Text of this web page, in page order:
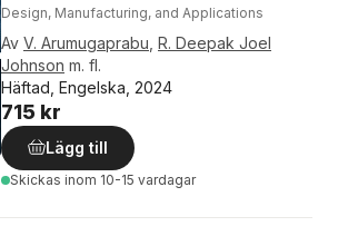
Design, Manufacturing, and Applications
Av V. Arumugaprabu R. Deepak Joel
Johnson m. fl.
Häftad, Engelska, 2024
715 kr
Lägg till
Skickas inom 10-15 vardagar